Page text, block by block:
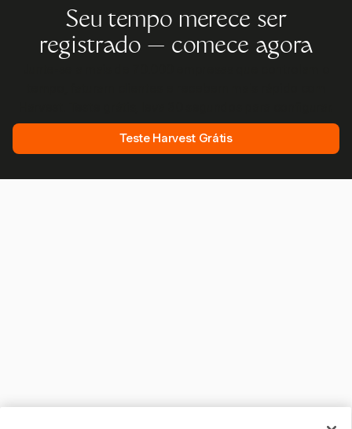
Seu tempo merece ser
registrado — comece agora
Teste Harvest Grátis